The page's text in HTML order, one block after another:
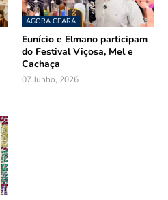
AGORA CEARÁ
Eunício e Elmano participam
do Festival Viçosa, Mel e
Cachaça
07 Junho, 2026